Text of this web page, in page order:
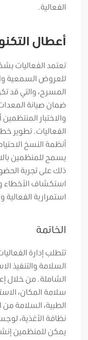
الفعالية.
أعطال
تعتمد الفعاليات
للعروض السمعية
المسرح، والتي قد
ضمان صيانة
والاختبار
الفعاليات. تطوير
أنظمة النسخ
يسمح للمنظمين
ذلك على تجربة
استكشاف الأخطاء
استمرارية
الخاتمة
تتطلب إدارة
السلامة والتنفيذ
الشاملة. من خلال
سلامة المكان،
الطبية، السلامة من
نظافة الأغذية،
يمكن للمنظمين